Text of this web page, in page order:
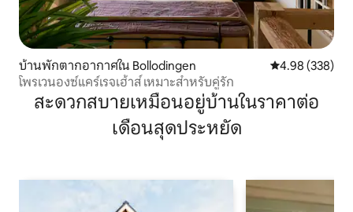
บ้านพักตากอากาศใน Bollodingen คะแนนเฉลี่ย
4.98 (338)
โพรเวนองซ์แคร์เรจเฮ้าส์ เหมาะสำหรับคู่รัก
สะดวกสบายเหมือนอยู่บ้านในราคาต่อ
เดือนสุดประหยัด